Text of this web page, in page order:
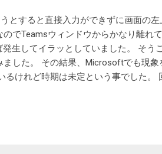
の概要 山梨県の大月駅は東京駅から
調に減少中 NHKのサイト からデータ
うなぎのぼりです。 死亡者数が少な
。死者は右目盛り。 感染者数は増加
昨年並みとなっています。 ワクチン接
とすると直接入力ができずに画面の
でTeamsウィンドウからかなり離れ
生してイラッとしていました。 そう
した。 その結果、Microsoftでも現象
けれど時期は未定という事でした。
本語入力すると確かに直接入力できる
ば、Teamsを再起動するまでは問題